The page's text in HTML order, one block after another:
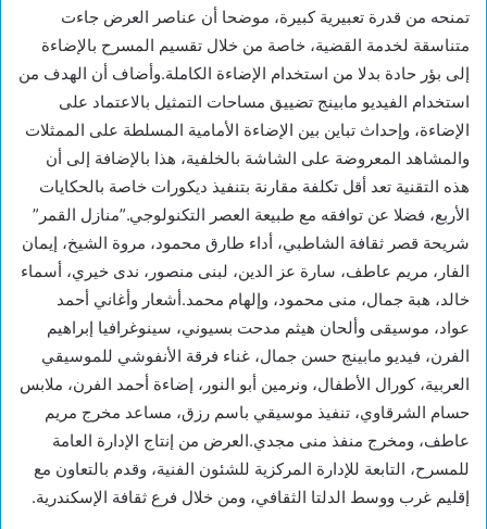
تمنحه من قدرة تعبيرية كبيرة، موضحا أن عناصر العرض جاءت
متناسقة لخدمة القضية، خاصة من خلال تقسيم المسرح بالإضاءة
إلى بؤر حادة بدلا من استخدام الإضاءة الكاملة.وأضاف أن الهدف من
استخدام الفيديو مابينج تضييق مساحات التمثيل بالاعتماد على
الإضاءة، وإحداث تباين بين الإضاءة الأمامية المسلطة على الممثلات
والمشاهد المعروضة على الشاشة بالخلفية، هذا بالإضافة إلى أن
هذه التقنية تعد أقل تكلفة مقارنة بتنفيذ ديكورات خاصة بالحكايات
الأربع، فضلا عن توافقه مع طبيعة العصر التكنولوجي.”منازل القمر”
شريحة قصر ثقافة الشاطبي، أداء طارق محمود، مروة الشيخ، إيمان
الفار، مريم عاطف، سارة عز الدين، لبنى منصور، ندى خيري، أسماء
خالد، هبة جمال، منى محمود، وإلهام محمد.أشعار وأغاني أحمد
عواد، موسيقى وألحان هيثم مدحت بسيوني، سينوغرافيا إبراهيم
الفرن، فيديو مابينج حسن جمال، غناء فرقة الأنفوشي للموسيقي
العربية، كورال الأطفال، ونرمين أبو النور، إضاءة أحمد الفرن، ملابس
حسام الشرقاوي، تنفيذ موسيقي باسم رزق، مساعد مخرج مريم
عاطف، ومخرج منفذ منى مجدي.العرض من إنتاج الإدارة العامة
للمسرح، التابعة للإدارة المركزية للشئون الفنية، وقدم بالتعاون مع
إقليم غرب ووسط الدلتا الثقافي، ومن خلال فرع ثقافة الإسكندرية.